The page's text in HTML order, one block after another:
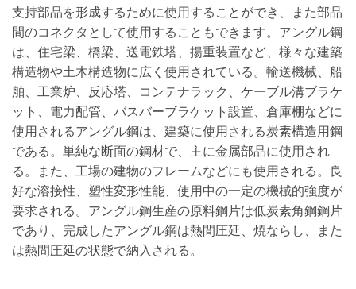
支持部品を形成するために使用することができ、また部品
間のコネクタとして使用することもできます。アングル鋼
は、住宅梁、橋梁、送電鉄塔、揚重装置など、様々な建築
構造物や土木構造物に広く使用されている。輸送機械、船
舶、工業炉、反応塔、コンテナラック、ケーブル溝ブラケ
ット、電力配管、バスバーブラケット設置、倉庫棚などに
使用されるアングル鋼は、建築に使用される炭素構造用鋼
である。単純な断面の鋼材で、主に金属部品に使用され
る。また、工場の建物のフレームなどにも使用される。良
好な溶接性、塑性変形性能、使用中の一定の機械的強度が
要求される。アングル鋼生産の原料鋼片は低炭素角鋼鋼片
であり、完成したアングル鋼は熱間圧延、焼ならし、また
は熱間圧延の状態で納入される。